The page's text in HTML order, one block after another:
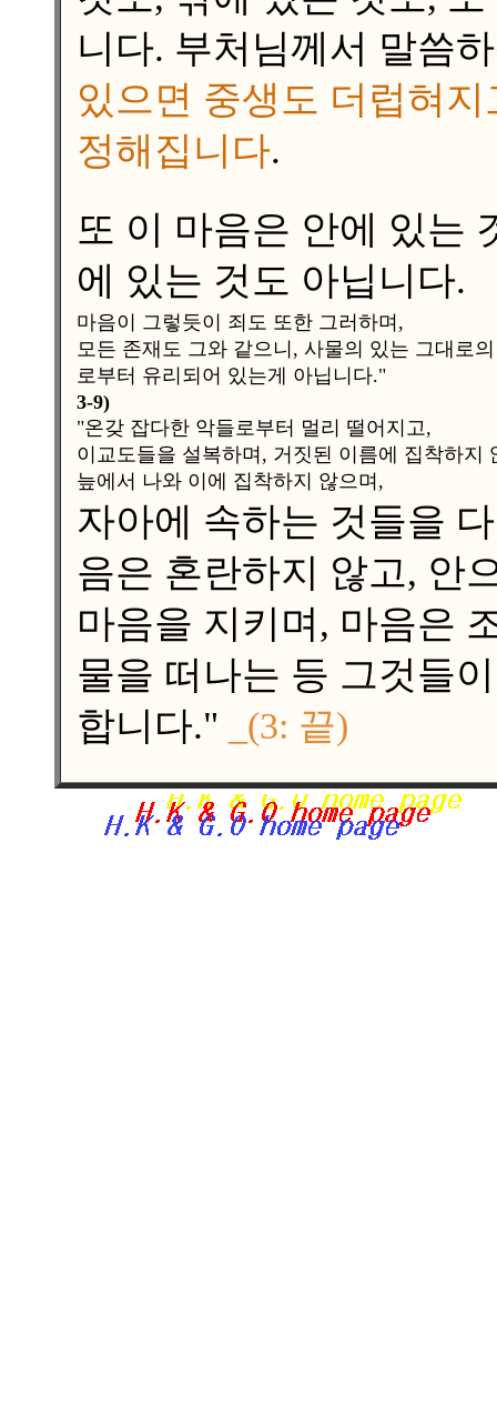
니다. 부처님께서 말씀
있으면 중생도 더럽혀
정해집니다.
또 이 마음은 안에 있는
에 있는 것도 아닙니다.
마음이 그렇듯이 죄도 또한 그러하며,
모든 존재도 그와 같으니, 사물의 있는 그대로
로부터 유리되어 있는게 아닙니다."
3-9)
"온갖 잡다한 악들로부터 멀리 떨어지고,
이교도들을 설복하며, 거짓된 이름에 집착하지
늪에서 나와 이에 집착하지 않으며,
자아에 속하는 것들을
음은 혼란하지 않고, 안
마음을 지키며, 마음은
물을 떠나는 등 그것들
합니다."
(3: 끝)